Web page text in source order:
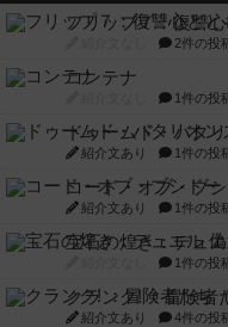
フリップ７：復讐
2件の投
コンテナ
1件の投
ドゥームド・バタ
紹介文あり 1件の投
コード・オブ・ブ
紹介文あり 1件の投
宝石の煌き：デュ
1件の投
クランク! ：冒険者
紹介文あり 4件の投